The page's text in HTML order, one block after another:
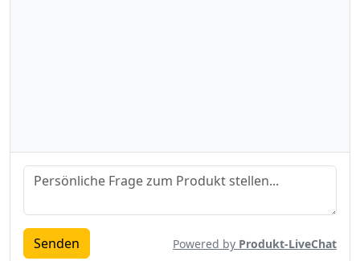
Senden Powered by Produkt-LiveChat